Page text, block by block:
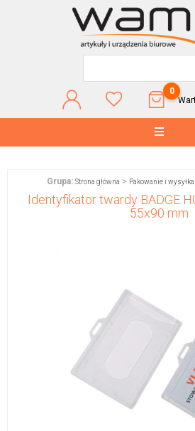
0
Grupa: Strona główna > Pakowanie i wysyłka
Identyfikator twardy BADGE
55x90 mm